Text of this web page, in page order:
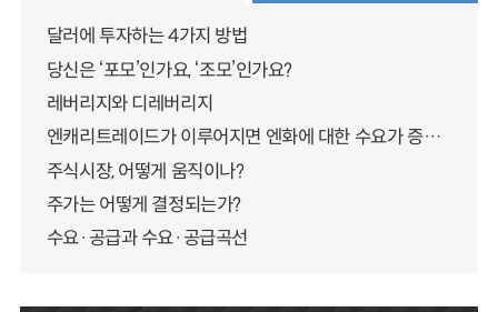
달러에 투자하는 4가지 방법
당신은 ‘포모’인가요, ‘조모’인가요?
레버리지와 디레버리지
엔캐리트레이드가 이루어지면 엔화에 대한 수요가 증가하지 않나요?
주식시장, 어떻게 움직이나?
주가는 어떻게 결정되는가?
수요·공급과 수요·공급곡선